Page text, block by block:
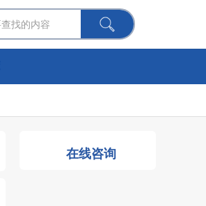
在线咨询